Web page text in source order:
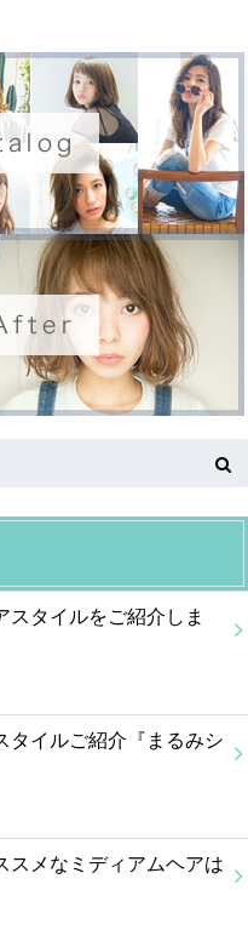
スタイルをご紹介しま
タイルご紹介『まるみシ
スメなミディアムヘアは